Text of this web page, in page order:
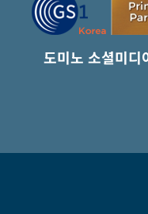
도미노 소셜미디